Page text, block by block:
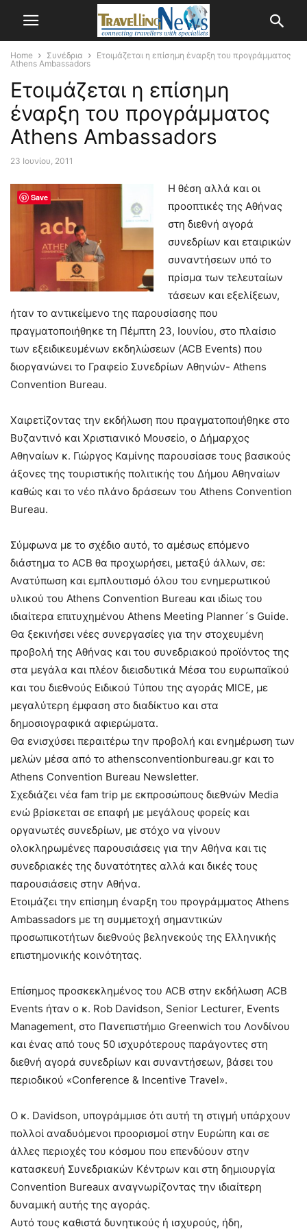
Home Συνέδρια
Ετοιμάζεται η επίσημη έναρξη του προγράμματος
Athens Ambassadors
Ετοιμάζεται η επίσημη
έναρξη του προγράμματος
Athens Ambassadors
23 Ιουνίου, 2011
Η θέση αλλά και οι
προοπτικές της Αθήνας
στη διεθνή αγορά
συνεδρίων και εταιρικών
συναντήσεων υπό το
πρίσμα των τελευταίων
τάσεων και εξελίξεων,
ήταν το αντικείμενο της παρουσίασης που
πραγματοποιήθηκε τη Πέμπτη 23, Ιουνίου, στο πλαίσιο
των εξειδικευμένων εκδηλώσεων (ACB Events) που
διοργανώνει το Γραφείο Συνεδρίων Αθηνών- Athens
Convention Bureau.
Χαιρετίζοντας την εκδήλωση που πραγματοποιήθηκε στο
Βυζαντινό και Χριστιανικό Μουσείο, ο Δήμαρχος
Αθηναίων κ. Γιώργος Καμίνης παρουσίασε τους βασικούς
άξονες της τουριστικής πολιτικής του Δήμου Αθηναίων
καθώς και το νέο πλάνο δράσεων του Athens Convention
Bureau.
Σύμφωνα με το σχέδιο αυτό, το αμέσως επόμενο
διάστημα το ACB θα προχωρήσει, μεταξύ άλλων, σε:
Ανατύπωση και εμπλουτισμό όλου του ενημερωτικού
υλικού του Athens Convention Bureau και ιδίως του
ιδιαίτερα επιτυχημένου Athens Meeting Planner´s Guide.
Θα ξεκινήσει νέες συνεργασίες για την στοχευμένη
προβολή της Αθήνας και του συνεδριακού προϊόντος της
στα μεγάλα και πλέον διεισδυτικά Μέσα του ευρωπαϊκού
και του διεθνούς Ειδικού Τύπου της αγοράς MICE, με
μεγαλύτερη έμφαση στο διαδίκτυο και στα
δημοσιογραφικά αφιερώματα.
Θα ενισχύσει περαιτέρω την προβολή και ενημέρωση των
μελών μέσα από το athensconventionbureau.gr και το
Athens Convention Bureau Newsletter.
Σχεδιάζει νέα fam trip με εκπροσώπους διεθνών Media
ενώ βρίσκεται σε επαφή με μεγάλους φορείς και
οργανωτές συνεδρίων, με στόχο να γίνουν
ολοκληρωμένες παρουσιάσεις για την Αθήνα και τις
συνεδριακές της δυνατότητες αλλά και δικές τους
παρουσιάσεις στην Αθήνα.
Ετοιμάζει την επίσημη έναρξη του προγράμματος Athens
Ambassadors με τη συμμετοχή σημαντικών
προσωπικοτήτων διεθνούς βεληνεκούς της Ελληνικής
επιστημονικής κοινότητας.
Επίσημος προσκεκλημένος του ACB στην εκδήλωση ACB
Events ήταν ο κ. Rob Davidson, Senior Lecturer, Events
Management, στο Πανεπιστήμιο Greenwich του Λονδίνου
και ένας από τους 50 ισχυρότερους παράγοντες στη
διεθνή αγορά συνεδρίων και συναντήσεων, βάσει του
περιοδικού «Conference & Incentive Travel».
Ο κ. Davidson, υπογράμμισε ότι αυτή τη στιγμή υπάρχουν
πολλοί αναδυόμενοι προορισμοί στην Ευρώπη και σε
άλλες περιοχές του κόσμου που επενδύουν στην
κατασκευή Συνεδριακών Κέντρων και στη δημιουργία
Convention Bureaux αναγνωρίζοντας την ιδιαίτερη
δυναμική αυτής της αγοράς.
Αυτό τους καθιστά δυνητικούς ή ισχυρούς, ήδη,
Save